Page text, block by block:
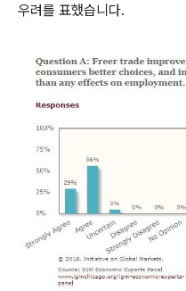
우려를 표했습니다.